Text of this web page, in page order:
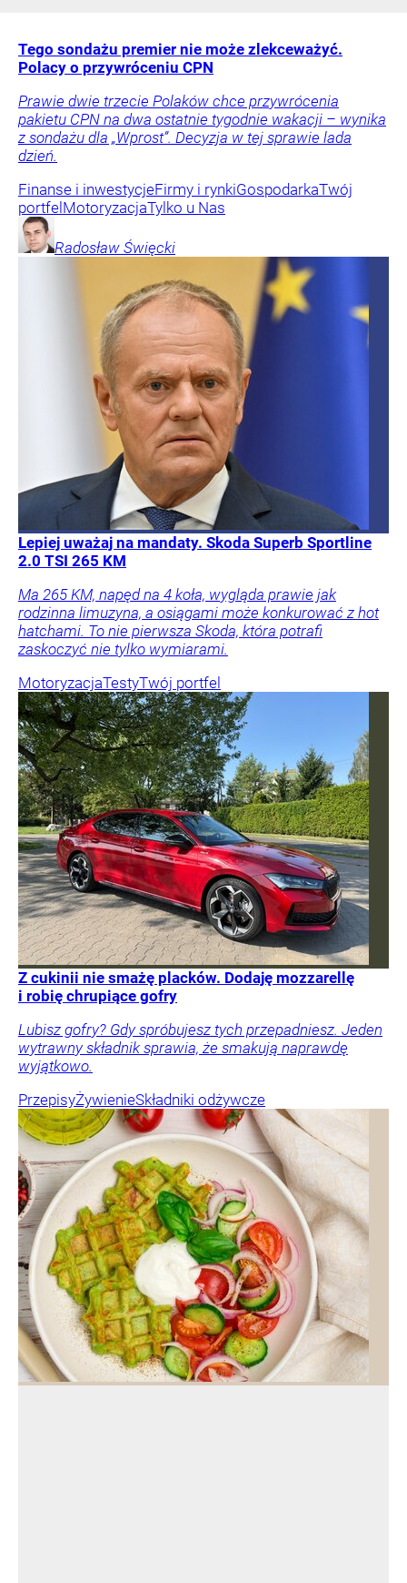
Tego sondażu premier nie może zlekceważyć.
Polacy o przywróceniu CPN
Prawie dwie trzecie Polaków chce przywrócenia
pakietu CPN na dwa ostatnie tygodnie wakacji – wynika
z sondażu dla „Wprost”. Decyzja w tej sprawie lada
dzień.
Finanse i inwestycjeFirmy i rynkiGospodarkaTwój
portfel MotoryzacjaTylko u Nas
Radosław Święcki
Lepiej uważaj na mandaty. Skoda Superb Sportline
2.0 TSI 265 KM
Ma 265 KM, napęd na 4 koła, wygląda prawie jak
rodzinna limuzyna, a osiągami może konkurować z hot
hatchami. To nie pierwsza Skoda, która potrafi
zaskoczyć nie tylko wymiarami.
MotoryzacjaTestyTwój portfel
Z cukinii nie smażę placków. Dodaję mozzarellę
i robię chrupiące gofry
Lubisz gofry? Gdy spróbujesz tych przepadniesz. Jeden
wytrawny składnik sprawia, że smakują naprawdę
wyjątkowo.
PrzepisyŻywienieSkładniki odżywcze